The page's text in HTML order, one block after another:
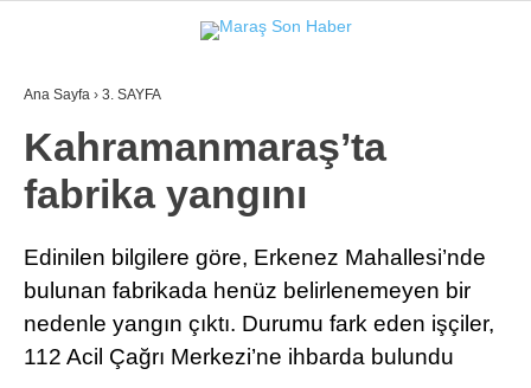
GALERİ
GÜNDEM
SPOR
SAĞLIK
Ana Sayfa › 3. SAYFA
Kahramanmaraş’ta
fabrika yangını
Edinilen bilgilere göre, Erkenez Mahallesi’nde
bulunan fabrikada henüz belirlenemeyen bir
nedenle yangın çıktı. Durumu fark eden işçiler,
112 Acil Çağrı Merkezi’ne ihbarda bulundu